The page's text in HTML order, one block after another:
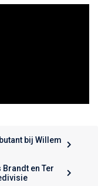
bij Willem
en Ter